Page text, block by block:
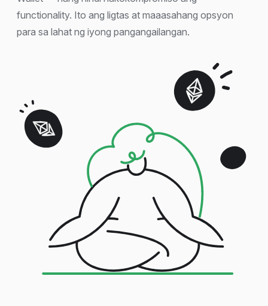
functionality. Ito ang ligtas at maaasahang opsyon
para sa lahat ng iyong pangangailangan.